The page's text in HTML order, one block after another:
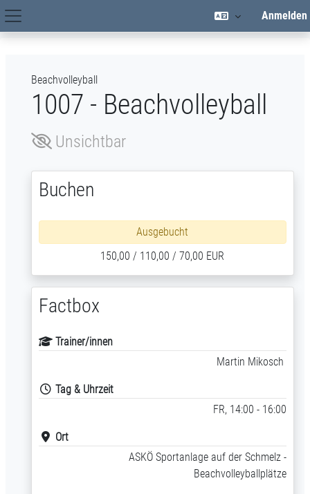
Zum Hauptinhalt
Hauptnavigation
Anmelden
Beachvolleyball
1007 - Beachvolleyball
Unsichtbar
Buchen
Ausgebucht
150,00 / 110,00 / 70,00 EUR
Factbox
Trainer/innen
Martin Mikosch
Tag & Uhrzeit
FR, 14:00 - 16:00
Ort
ASKÖ Sportanlage auf der Schmelz -
Beachvolleyballplätze